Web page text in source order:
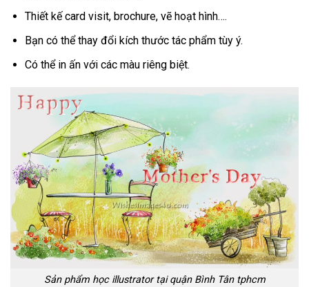
Thiết kế card visit, brochure, vẽ hoạt hình….
Bạn có thể thay đổi kích thước tác phẩm tùy ý.
Có thể in ấn với các màu riêng biệt.
Sản phẩm học illustrator tại quận Bình Tân tphcm